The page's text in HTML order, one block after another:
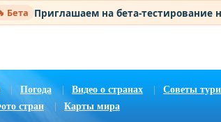
Бета Приглашаем на бета-тестирование
Погода | Видео о странах
Советы
стран Карты мира